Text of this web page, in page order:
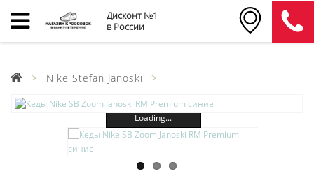
Дисконт №1
в России
Nike Stefan Janoski
Loading...